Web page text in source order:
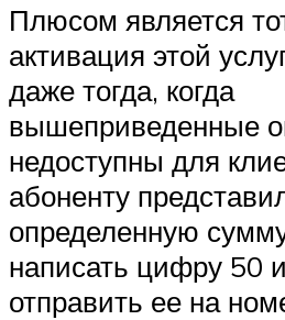
Плюсом является
активация этой
даже тогда, когда
вышеприведенные
недоступны для
абоненту
определенную
написать цифру 50
отправить ее на